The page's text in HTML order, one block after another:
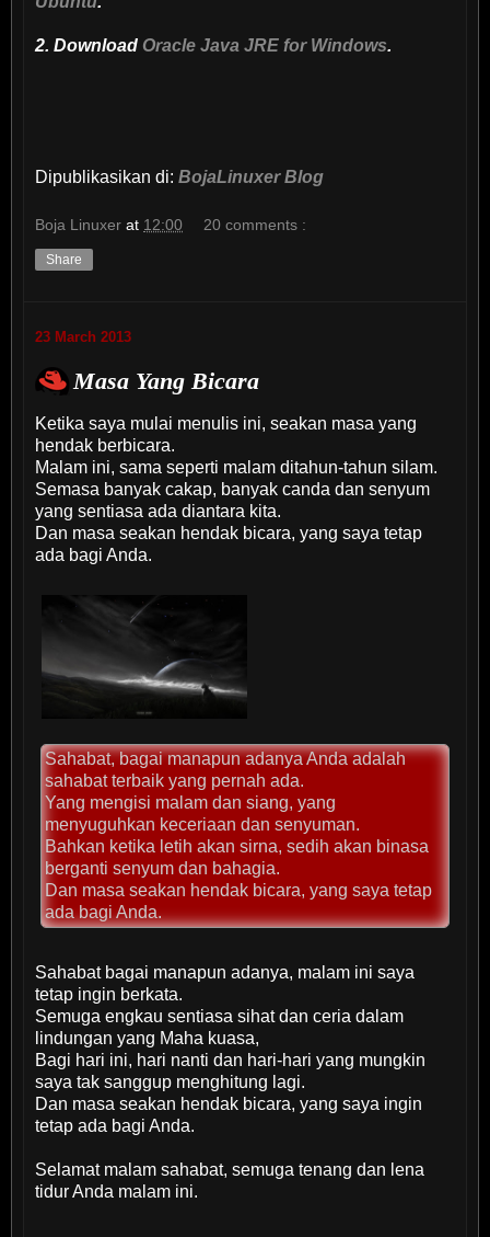
2. Download Oracle Java JRE for Windows.
Dipublikasikan di:BojaLinuxer Blog
Boja Linuxer at 12:00 20 comments :
Share
23 March 2013
Masa Yang Bicara
Ketika saya mulai menulis ini, seakan masa yang
hendak berbicara.
Malam ini, sama seperti malam ditahun-tahun silam.
Semasa banyak cakap, banyak canda dan senyum
yang sentiasa ada diantara kita.
Dan masa seakan hendak bicara, yang saya tetap
ada bagi Anda.
Sahabat, bagai manapun adanya Anda adalah
sahabat terbaik yang pernah ada.
Yang mengisi malam dan siang, yang
menyuguhkan keceriaan dan senyuman.
Bahkan ketika letih akan sirna, sedih akan binasa
berganti senyum dan bahagia.
Dan masa seakan hendak bicara, yang saya tetap
ada bagi Anda.
Sahabat bagai manapun adanya, malam ini saya
tetap ingin berkata.
Semuga engkau sentiasa sihat dan ceria dalam
lindungan yang Maha kuasa,
Bagi hari ini, hari nanti dan hari-hari yang mungkin
saya tak sanggup menghitung lagi.
Dan masa seakan hendak bicara, yang saya ingin
tetap ada bagi Anda.
Selamat malam sahabat, semuga tenang dan lena
tidur Anda malam ini.